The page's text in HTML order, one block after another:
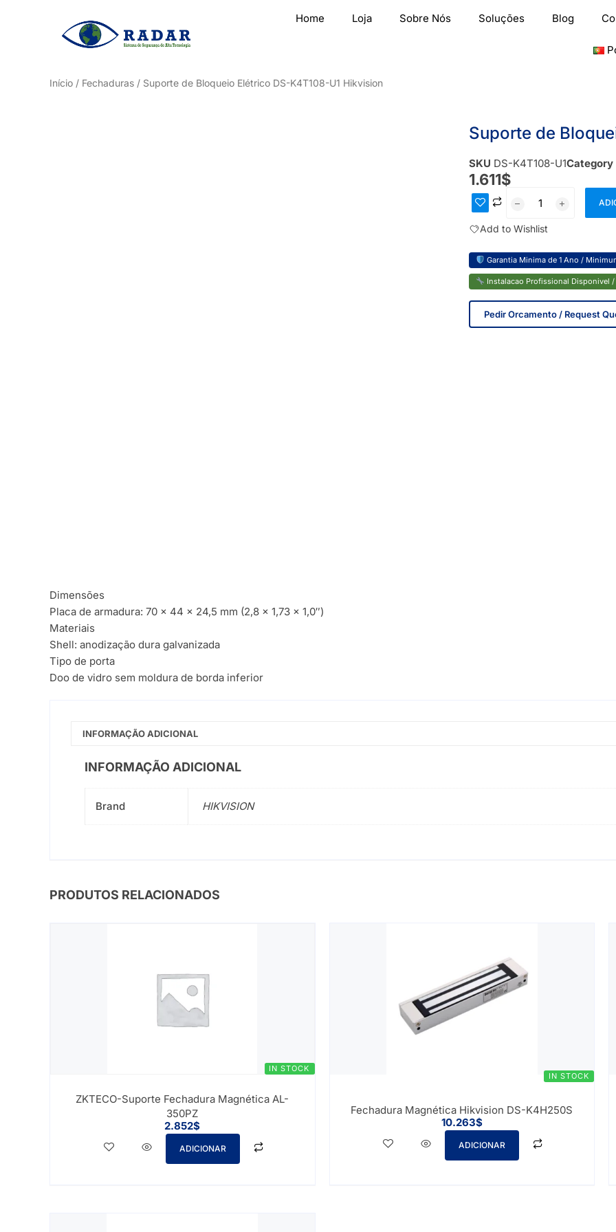
Home Loja Sobre Nós Soluções Blog
Início / Fechaduras / Suporte de Bloqueio Elétrico DS-K4T108-U1 Hikvision
Suporte de
SKU DS-K4T108-U1Category
1.611$
Add to Wishlist
Garantia Minima de 1 Ano /
Instalacao Profissional Disponivel
Pedir Orcamento / Request
Dimensões
Placa de armadura: 70 × 44 × 24,5 mm (2,8 × 1,73 × 1,0″)
Materiais
Shell: anodização dura galvanizada
Tipo de porta
Doo de vidro sem moldura de borda inferior
INFORMAÇÃO ADICIONAL
INFORMAÇÃO ADICIONAL
Brand HIKVISION
PRODUTOS RELACIONADOS
IN STOCK
ZKTECO-Suporte Fechadura Magnética AL-
350PZ
2.852$
ADICIONAR
IN STOCK
Fechadura Magnética Hikvision DS-K4H250S
10.263$
ADICIONAR